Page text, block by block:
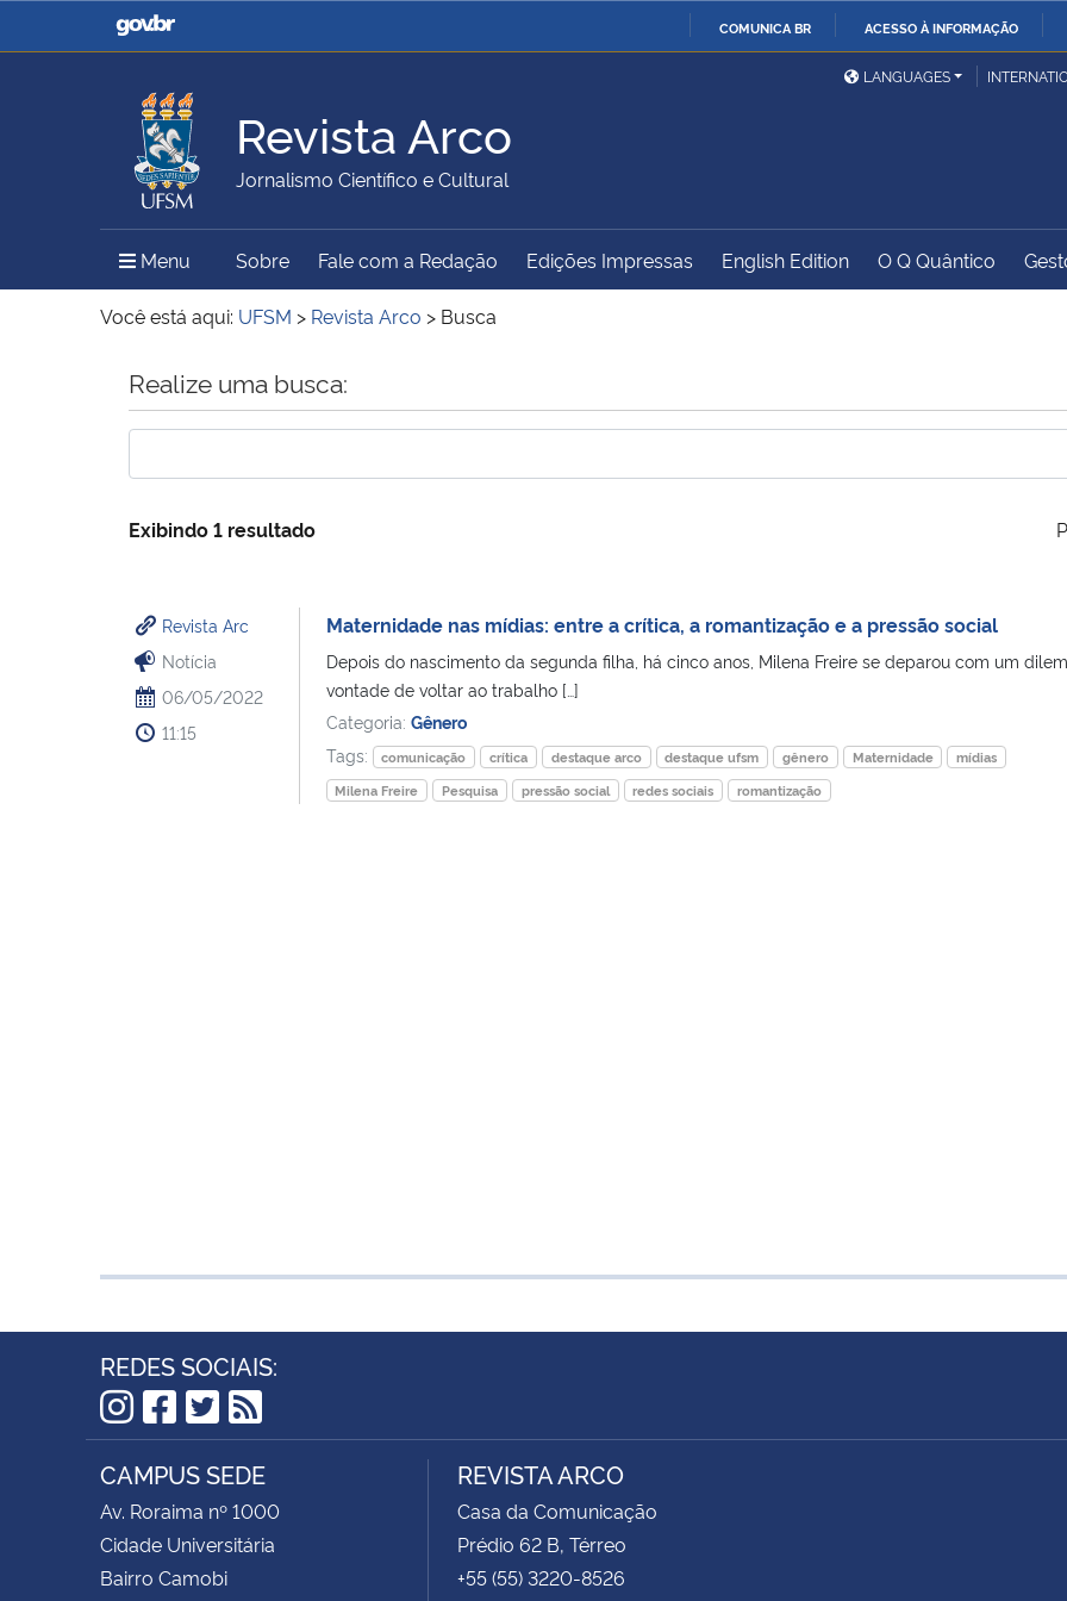
COMUNICA BR ACESSO À INFORMAÇÃO
Casa Civil
Ministério da Justiça e
Ministério da Defesa
Ministério das Relações
Exteriores
Ministério da Agricultura,
Pecuária e Abastecimento
Ministério da Educação
Ministério do Meio Ambiente Ministério do Turismo
Ministério do
Controladoria-Geral da
LANGUAGES
Revista Arco
Jornalismo Científico e Cultural
Menu Menu Principal do Sítio
Sobre Fale com a Redação Edições Impressas English Edition O Q Quântico
Você está aqui: UFSM > Revista Arco > Busca
Início do conteúdo
Realize uma busca:
Exibindo 1 resultado
Revista Arc
Notícia
06/05/2022
11:15
Maternidade nas mídias: entre a crítica, a romantização e a pressão social
Depois do nascimento da segunda filha, há cinco anos, Milena Freire se deparou com um
vontade de voltar ao trabalho […]
Categoria: Gênero
Tags:
comunicação crítica destaque arco destaque ufsm gênero Maternidade
mídias
Milena Freire
Pesquisa pressão social redes sociais romantização
REDES SOCIAIS:
Instagram
Facebook
Twitter
RSS
CAMPUS SEDE
Av. Roraima nº 1000
Cidade Universitária
Bairro Camobi
REVISTA ARCO
Casa da Comunicação
Prédio 62 B, Térreo
+55 (55) 3220-8526